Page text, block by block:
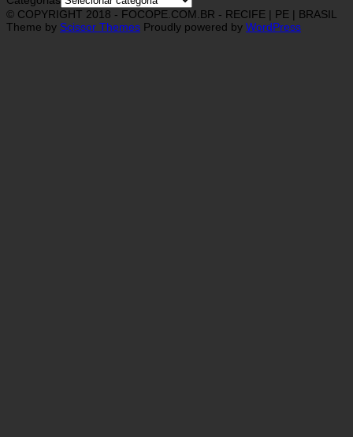
© COPYRIGHT 2018 - FOCOPE.COM.BR - RECIFE | PE | BRASIL
Theme by Scissor Themes Proudly powered by WordPress